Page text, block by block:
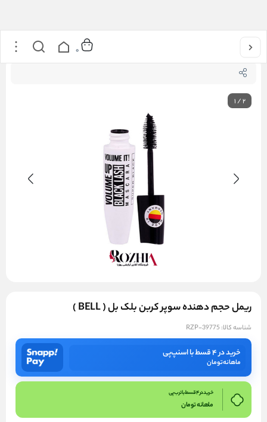
خانه ریمل حجم دهنده سوپر کربن بلک بل ( BELL )
0
1/2
ریمل حجم دهنده سوپر کربن بلک بل ( BELL )
شناسه کالا: RZP-39775
خرید در ۴ قسط با اسنپ‌پی
ماهانهتومان
خرید در 4 قسط با ترب پی
ماهانهتومان